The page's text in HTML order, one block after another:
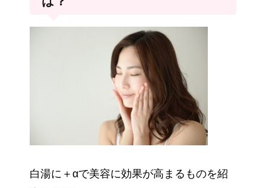
白湯に＋αで美容に効果が高まるものを紹